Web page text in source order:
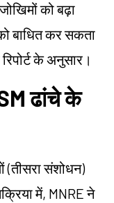
को बढ़ा
बाधित कर सकता
के अनुसार।
ढांचे के
(तीसरा संशोधन)
में, MNRE ने